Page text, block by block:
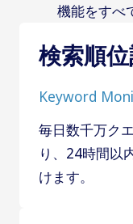
機能をすべ
検索順
Keyword
毎日数千万ク
り、24時間以
けます。